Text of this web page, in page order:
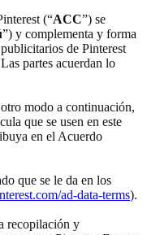
(“ACC”) se
”) y complementa y forma
de Pinterest
partes acuerdan lo
modo a continuación,
que se usen en este
en el Acuerdo
que se le da en los
ad-data-terms).
recopilación y